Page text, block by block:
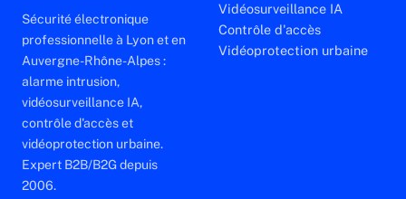
Sécurité électronique
professionnelle à Lyon et en
Auvergne-Rhône-Alpes :
alarme intrusion,
vidéosurveillance IA,
contrôle d'accès et
vidéoprotection urbaine.
Expert B2B/B2G depuis
2006.
Vidéosurveillance IA
Contrôle d'accès
Vidéoprotection urbaine